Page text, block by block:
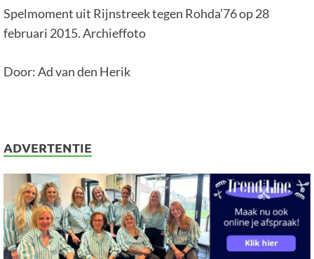
Spelmoment uit Rijnstreek tegen Rohda’76 op 28
februari 2015. Archieffoto
Door: Ad van den Herik
ADVERTENTIE